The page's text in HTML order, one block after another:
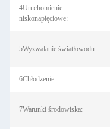
4Uruchomienie
niskonapięciowe:
5Wyzwalanie światłowodu:
6Chłodzenie:
7Warunki środowiska: